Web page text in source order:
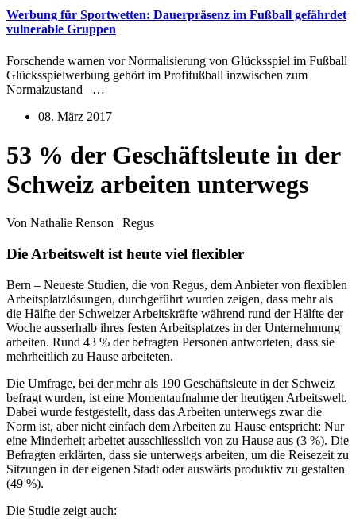
Werbung für Sportwetten: Dauerpräsenz im Fußball gefährdet
vulnerable Gruppen
Forschende warnen vor Normalisierung von Glücksspiel im Fußball
Glücksspielwerbung gehört im Profifußball inzwischen zum
Normalzustand –…
08. März 2017
53 % der Geschäftsleute in der
Schweiz arbeiten unterwegs
Von Nathalie Renson | Regus
Die Arbeitswelt ist heute viel flexibler
Bern – Neueste Studien, die von Regus, dem Anbieter von flexiblen
Arbeitsplatzlösungen, durchgeführt wurden zeigen, dass mehr als
die Hälfte der Schweizer Arbeitskräfte während rund der Hälfte der
Woche ausserhalb ihres festen Arbeitsplatzes in der Unternehmung
arbeiten. Rund 43 % der befragten Personen antworteten, dass sie
mehrheitlich zu Hause arbeiteten.
Die Umfrage, bei der mehr als 190 Geschäftsleute in der Schweiz
befragt wurden, ist eine Momentaufnahme der heutigen Arbeitswelt.
Dabei wurde festgestellt, dass das Arbeiten unterwegs zwar die
Norm ist, aber nicht einfach dem Arbeiten zu Hause entspricht: Nur
eine Minderheit arbeitet ausschliesslich von zu Hause aus (3 %). Die
Befragten erklärten, dass sie unterwegs arbeiten, um die Reisezeit zu
Sitzungen in der eigenen Stadt oder auswärts produktiv zu gestalten
(49 %).
Die Studie zeigt auch: